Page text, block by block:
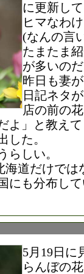
に更新し
ヒマなわ
(なんの言
たまたま
が多いの
昨日も妻
日記ネタ
店の前の
よ」と教え
した。
らしい。
道だけでは
にも分布し
5月19日に
らんぼの